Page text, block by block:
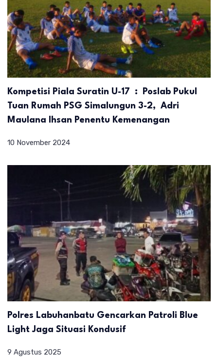
Kompetisi Piala Suratin U-17 : Poslab Pukul
Tuan Rumah PSG Simalungun 3-2, Adri
Maulana Ihsan Penentu Kemenangan
10 November 2024
Polres Labuhanbatu Gencarkan Patroli Blue
Light Jaga Situasi Kondusif
9 Agustus 2025